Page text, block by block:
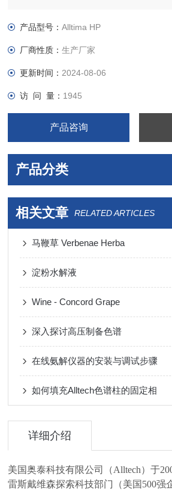
C18： 适用于普通的反相应用
EPS C18：提高极性样品的保留和峰型对
产品型号：Alltima HP
厂商性质：生产厂家
更新时间： 2024-08-06
访 问 量： 1945
产品咨询
产品分类
相关文章 RELATED ARTICLES
马鞭草 Verbenae Herba
淀粉水解液
Wine - Concord Grape
深入探讨高压制备色谱
在线氨解仪器的安装与调试步骤
如何填充Alltech色谱柱的固定相
详细介绍
美国奥泰科技有限公司（Alltech）于
雷斯戴维森探索科技部门（美国500强